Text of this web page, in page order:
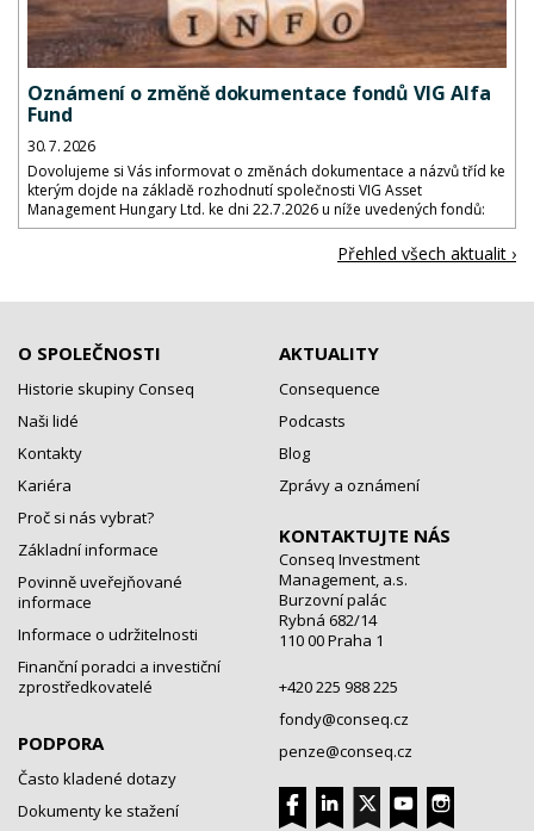
Oznámení o změně dokumentace fondů VIG Alfa
Fund
30. 7. 2026
Dovolujeme si Vás informovat o změnách dokumentace a názvů tříd ke
kterým dojde na základě rozhodnutí společnosti VIG Asset
Management Hungary Ltd. ke dni 22.7.2026 u níže uvedených fondů:
Přehled všech aktualit ›
O SPOLEČNOSTI
Historie skupiny Conseq
Naši lidé
Kontakty
Kariéra
Proč si nás vybrat?
Základní informace
Povinně uveřejňované
informace
Informace o udržitelnosti
Finanční poradci a investiční
zprostředkovatelé
PODPORA
Často kladené dotazy
Dokumenty ke stažení
AKTUALITY
Consequence
Podcasts
Blog
Zprávy a oznámení
KONTAKTUJTE NÁS
Conseq Investment
Management, a.s.
Burzovní palác
Rybná 682/14
110 00 Praha 1
+420 225 988 225
fondy@conseq.cz
penze@conseq.cz